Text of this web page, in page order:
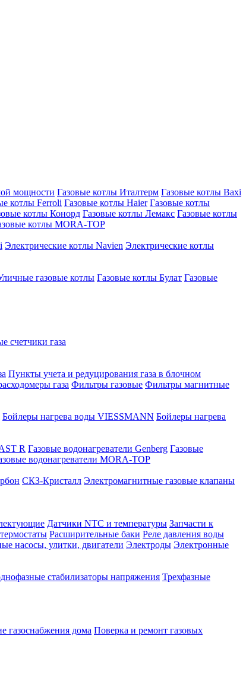
мощности Газовые котлы Италтерм Газовые котлы Baxi
котлы Ferroli Газовые котлы Haier Газовые котлы
котлы Конорд Газовые котлы Лемакс Газовые котлы
котлы MORA-TOP
Электрические котлы Navien Электрические котлы
газовые котлы Газовые котлы Булат Газовые
счетчики газа
Пункты учета и редуцирования газа в блочном
газа Фильтры газовые Фильтры магнитные
Бойлеры нагрева воды VIESSMANN Бойлеры нагрева
R Газовые водонагреватели Genberg Газовые
водонагреватели MORA-TOP
СКЗ-Кристалл Электромагнитные газовые клапаны
Датчики NTC и температуры Запчасти к
Расширительные баки Реле давления воды
насосы, улитки, двигатели Электроды Электронные
стабилизаторы напряжения Трехфазные
газоснабжения дома Поверка и ремонт газовых